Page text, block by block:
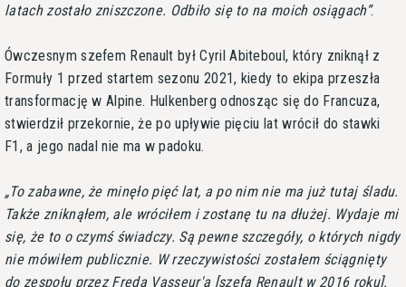
latach zostało zniszczone. Odbiło się to na moich osiągach .
Ówczesnym szefem Renault był Cyril Abiteboul, który zniknął z
Formuły 1 przed startem sezonu 2021, kiedy to ekipa przeszła
transformację w Alpine. Hulkenberg odnosząc się do Francuza,
stwierdził przekornie, że po upływie pięciu lat wrócił do stawki
F1, a jego nadal nie ma w padoku.
To zabawne, że minęło pięć lat, a po nim nie ma już tutaj śladu.
Także zniknąłem, ale wróciłem i zostanę tu na dłużej. Wydaje mi
się, że to o czymś świadczy. Są pewne szczegóły, o których nigdy
nie mówiłem publicznie. W rzeczywistości zostałem ściągnięty
do zespołu przez Freda Vasseur'a [szefa Renault w 2016 roku].